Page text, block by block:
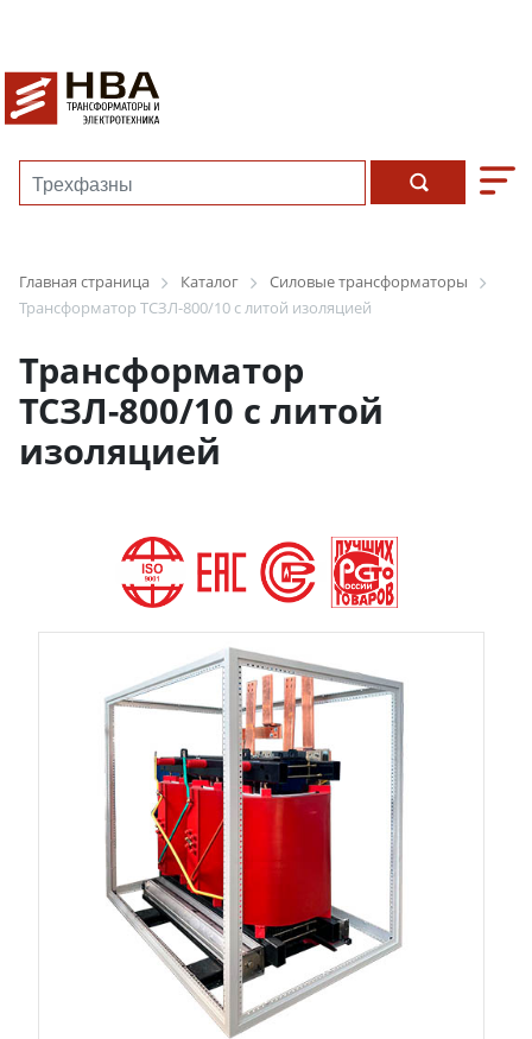
Главная страница Каталог
Силовые трансформаторы
Трансформатор ТСЗЛ-800/10 с литой изоляцией
Трансформатор
ТСЗЛ-800/10 с литой
изоляцией